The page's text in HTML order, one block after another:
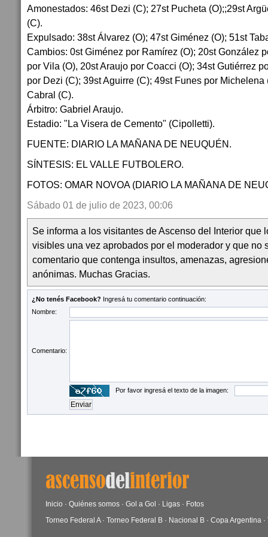
Amonestados: 46st Dezi (C); 27st Pucheta (O);;29st
(C).
Expulsado: 38st Álvarez (O); 47st Giménez (O); 51st
Cambios: 0st Giménez por Ramírez (O); 20st González
por Vila (O), 20st Araujo por Coacci (O); 34st Gutiérrez
por Dezi (C); 39st Aguirre (C); 49st Funes por Michelena
Cabral (C).
Árbitro: Gabriel Araujo.
Estadio: "La Visera de Cemento" (Cipolletti).
FUENTE: DIARIO LA MAÑANA DE NEUQUÉN.
SÍNTESIS: EL VALLE FUTBOLERO.
FOTOS: OMAR NOVOA (DIARIO LA MAÑANA DE
Sábado 01 de julio de 2023, 00:06
Se informa a los visitantes de Ascenso del Interior que
visibles una vez aprobados por el moderador y que no
comentario que contenga insultos, amenazas,
anónimas. Muchas Gracias.
¿No tenés Facebook? Ingresá tu comentario continuación:
Nombre:
Comentario:
Por favor ingresá el texto de la imagen:
Inicio · Quiénes somos · Gol a Gol · Ligas · Fotos
Torneo Federal A· Torneo Federal B · Nacional B · Copa Argentina ·